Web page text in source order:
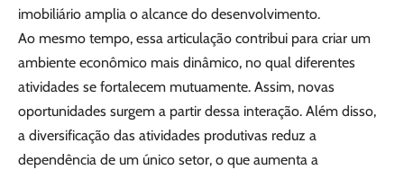
imobiliário amplia o alcance do desenvolvimento.
Ao mesmo tempo, essa articulação contribui para criar um
ambiente econômico mais dinâmico, no qual diferentes
atividades se fortalecem mutuamente. Assim, novas
oportunidades surgem a partir dessa interação. Além disso,
a diversificação das atividades produtivas reduz a
dependência de um único setor, o que aumenta a